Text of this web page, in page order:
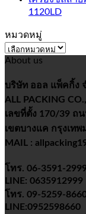
1120LD
หมวดหมู่
หมวด
หมู่
About us
บริษัท ออล แพ็คกิ้ง
ALL PACKING
เลขที่ตั้ง 170/39 ถ
เขตบางแค กรุงเท
MAIL :
โทร. 06-3591-2999
LINE: 0635912999
โทร. 09-5259-
LINE:0952598660